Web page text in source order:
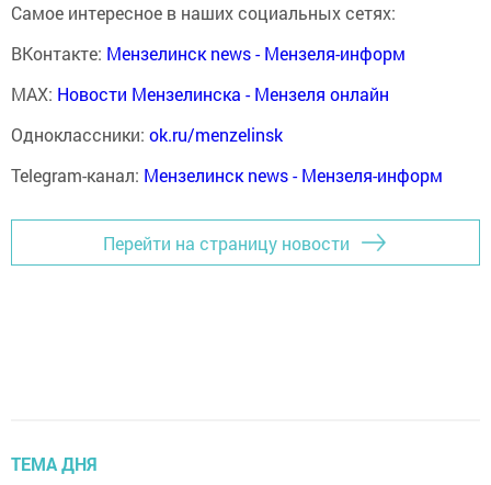
Самое интересное в наших социальных сетях:
ВКонтакте: Мензелинск news - Мензеля-информ
MAX: Новости Мензелинска - Мензеля онлайн
Одноклассники: ok.ru/menzelinsk
Telegram-канал: Мензелинск news - Мензеля-информ
Перейти на страницу новости
ТЕМА ДНЯ